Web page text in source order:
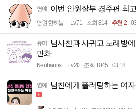
연예 이번 안원잘부 경주편 최
영원한하늘 Lv.71 조회 814 추천 2
유머 남사친과 사귀고 노래방
만화
Neuhauus Lv.20 조회 1045 03:18
연예 남친에게 플러팅하는 여